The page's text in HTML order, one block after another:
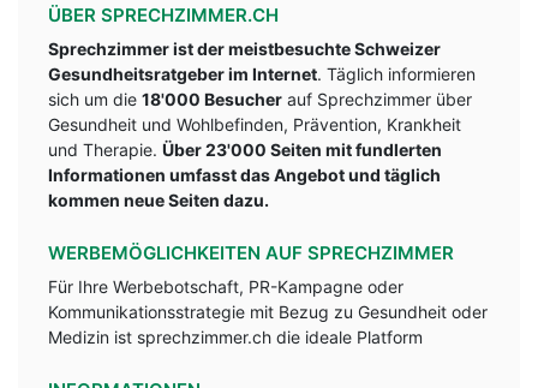
ÜBER SPRECHZIMMER.CH
Sprechzimmer ist der meistbesuchte Schweizer
Gesundheitsratgeber im Internet. Täglich informieren
sich um die 18'000 Besucher auf Sprechzimmer über
Gesundheit und Wohlbefinden, Prävention, Krankheit
und Therapie. Über 23'000 Seiten mit fundlerten
Informationen umfasst das Angebot und täglich
kommen neue Seiten dazu.
WERBEMÖGLICHKEITEN AUF SPRECHZIMMER
Für Ihre Werbebotschaft, PR-Kampagne oder
Kommunikationsstrategie mit Bezug zu Gesundheit oder
Medizin ist sprechzimmer.ch die ideale Platform